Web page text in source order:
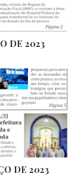
DE 2023
DE 2023